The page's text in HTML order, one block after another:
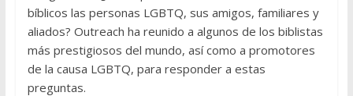
bíblicos las personas LGBTQ, sus amigos, familiares y
aliados? Outreach ha reunido a algunos de los biblistas
más prestigiosos del mundo, así como a promotores
de la causa LGBTQ, para responder a estas
preguntas.